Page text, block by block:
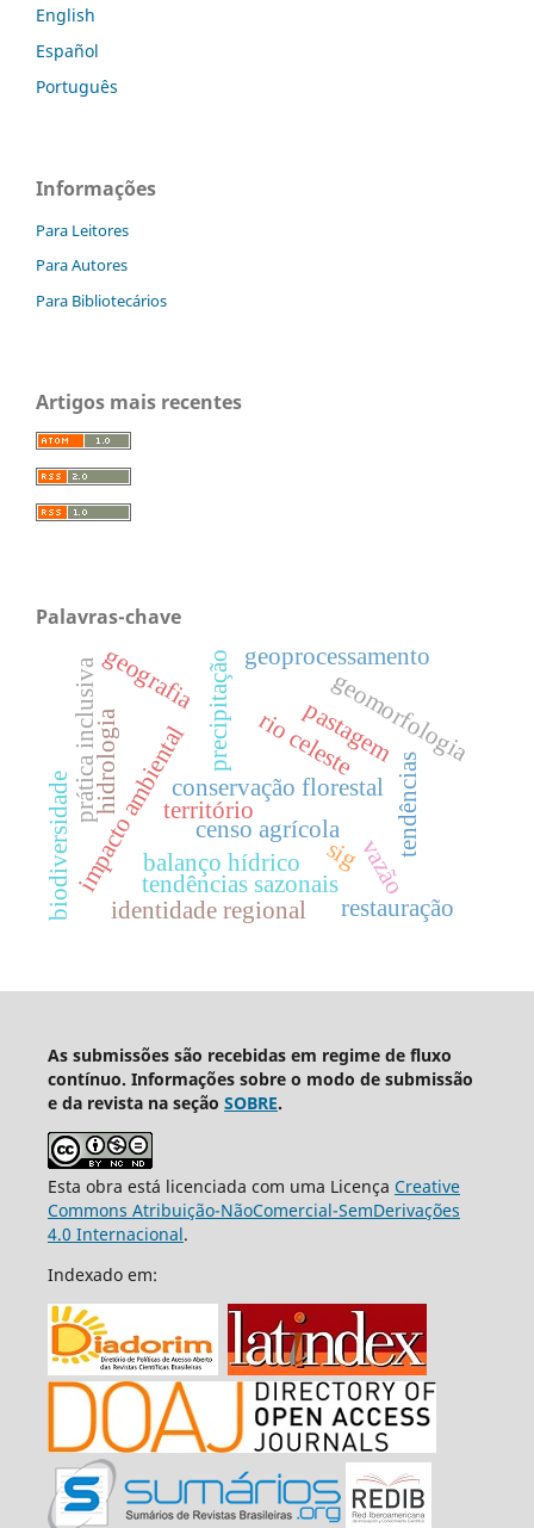
English
Español
Português
Informações
Para Leitores
Para Autores
Para Bibliotecários
Artigos mais recentes
Palavras-chave
conservação florestal
impacto ambiental censo agrícola
biodiversidade
rio celeste
tendências
precipitação
vazão
balanço hídrico
geomorfologia
geoprocessamento
hidrologia
tendências sazonais
território
identidade regional restauração
pastagem
geografia
prática inclusiva
sig
As submissões são recebidas em regime de fluxo
contínuo. Informações sobre o modo de submissão
e da revista na seção SOBRE.
Esta obra está licenciada com uma Licença Creative
Commons Atribuição-NãoComercial-SemDerivações
4.0 Internacional.
Indexado em: